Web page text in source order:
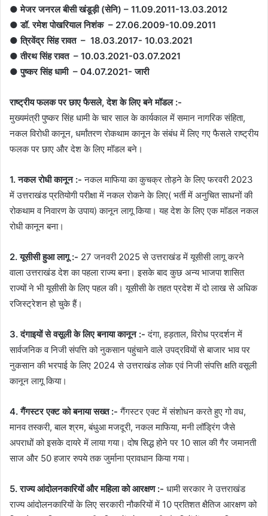
● मेजर जनरल बीसी खंडूड़ी (सेनि) – 11.09.2011-13.03.2012
● डॉ. रमेश पोखरियाल निशंक – 27.06.2009-10.09.2011
● त्रिवेंद्र सिंह रावत – 18.03.2017- 10.03.2021
● तीरथ सिंह रावत – 10.03.2021-03.07.2021
● पुष्कर सिंह धामी – 04.07.2021- जारी
राष्ट्रीय फलक पर छाए फैसले, देश के लिए बने मॉडल :-
मुख्यमंत्री पुष्कर सिंह धामी के चार साल के कार्यकाल में समान नागरिक संहिता,
नकल विरोधी कानून, धर्मांतरण रोकथाम कानून के संबंध में लिए गए फैसले राष्ट्रीय
फलक पर छाए और देश के लिए मॉडल बने।
1. नकल रोधी कानून :- नकल माफिया का कुचक्र तोड़ने के लिए फरवरी 2023
में उत्तराखंड प्रतियोगी परीक्षा में नकल रोकने के लिए( भर्ती में अनुचित साधनों की
रोकथाम व निवारण के उपाय) कानून लागू किया। यह देश के लिए एक मॉडल नकल
रोधी कानून बना।
2. यूसीसी हुआ लागू :- 27 जनवरी 2025 से उत्तराखंड में यूसीसी लागू करने
वाला उत्तराखंड देश का पहला राज्य बना। इसके बाद कुछ अन्य भाजपा शासित
राज्यों ने भी यूसीसी के लिए पहल की। यूसीसी के तहत प्रदेश में दो लाख से अधिक
रजिस्ट्रेशन हो चुके हैं।
3. दंगाइयों से वसूली के लिए बनाया कानून :- दंगा, हड़ताल, विरोध प्रदर्शन में
सार्वजनिक व निजी संपत्ति को नुकसान पहुंचाने वाले उपद्रवियों से बाजार भाव पर
नुकसान की भरपाई के लिए 2024 से उत्तराखंड लोक एवं निजी संपत्ति क्षति वसूली
कानून लागू किया।
4. गैंगस्टर एक्ट को बनाया सख्त :- गैंगस्टर एक्ट में संशोधन करते हुए गो वध,
मानव तस्करी, बाल श्रम, बंधुआ मजदूरी, नकल माफिया, मनी लॉड्रिंग जैसे
अपराधों को इसके दायरे में लाया गया। दोष सिद्ध होने पर 10 साल की गैर जमानती
साज और 50 हजार रुपये तक जुर्माना प्रावधान किया गया।
5. राज्य आंदोलनकारियों और महिला को आरक्षण :- धामी सरकार ने उत्तराखंड
राज्य आंदोलनकारियों के लिए सरकारी नौकरियों में 10 प्रतिशत क्षैतिज आरक्षण को